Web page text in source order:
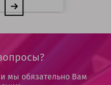
мы обязательно Вам